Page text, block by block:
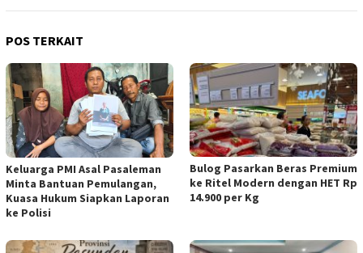
POS TERKAIT
Keluarga PMI Asal Pasaleman
Minta Bantuan Pemulangan,
Kuasa Hukum Siapkan Laporan
ke Polisi
Bulog Pasarkan Beras Premium
ke Ritel Modern dengan HET Rp
14.900 per Kg